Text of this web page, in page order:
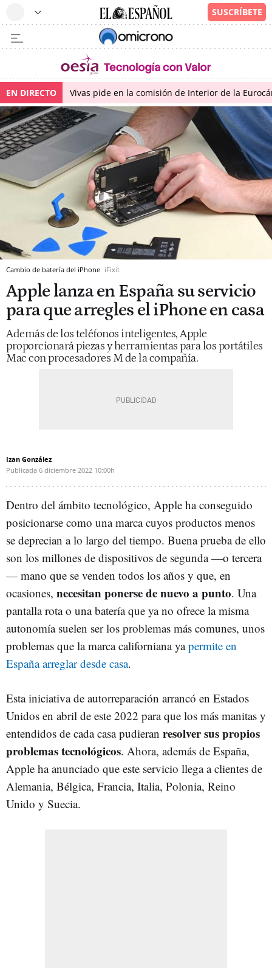
EN DIRECTO Vivas pide en la comisión de Interior de la
Cambio de batería del iPhone iFixit
Apple lanza en España su servicio
para que arregles el iPhone en casa
Además de los teléfonos inteligentes, Apple
proporcionará piezas y herramientas para los portátiles
Mac con procesadores M de la compañía.
Izan González
Publicada 6 diciembre 2022 10:00h
Dentro del ámbito tecnológico, Apple ha conseguido
posicionarse como una marca cuyos productos menos
se deprecian a lo largo del tiempo. Buena prueba de ello
son los millones de dispositivos de segunda —o tercera
— mano que se venden todos los años y que, en
ocasiones, necesitan ponerse de nuevo a punto. Una
pantalla rota o una batería que ya no ofrece la misma
autonomía suelen ser los problemas más comunes, unos
problemas que la marca californiana yapermite en
España arreglar desde casa.
Esta iniciativa de autorreparación arrancó en Estados
Unidos en abril de este 2022 para que los más manitas y
entendidos de cada casa pudieran resolver sus propios
problemas tecnológicos. Ahora, además de España,
Apple ha anunciado que este servicio llega a clientes de
Alemania, Bélgica, Francia, Italia, Polonia, Reino
Unido y Suecia.